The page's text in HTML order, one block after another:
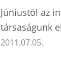
Júniustól az
társaságunk
2011.07.05.